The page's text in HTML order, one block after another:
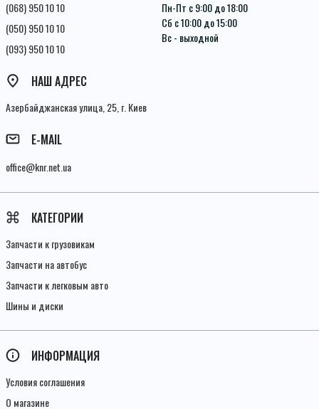
(068) 950 10 10
(050) 950 10 10
(093) 950 10 10
Пн-Пт с 9:00 до 18:00
Сб с 10:00 до 15:00
Вс - выходной
НАШ АДРЕС
Азербайджанская улица, 25, г. Киев
E-MAIL
office@knr.net.ua
КАТЕГОРИИ
Запчасти к грузовикам
Запчасти на автобус
Запчасти к легковым авто
Шины и диски
ИНФОРМАЦИЯ
Условия соглашения
О магазине